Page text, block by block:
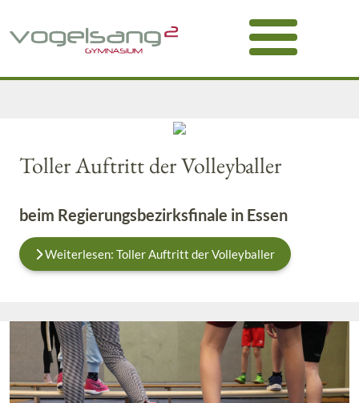
Toller Auftritt der Volleyballer
beim Regierungsbezirksfinale in Essen
Weiterlesen: Toller Auftritt der Volleyballer